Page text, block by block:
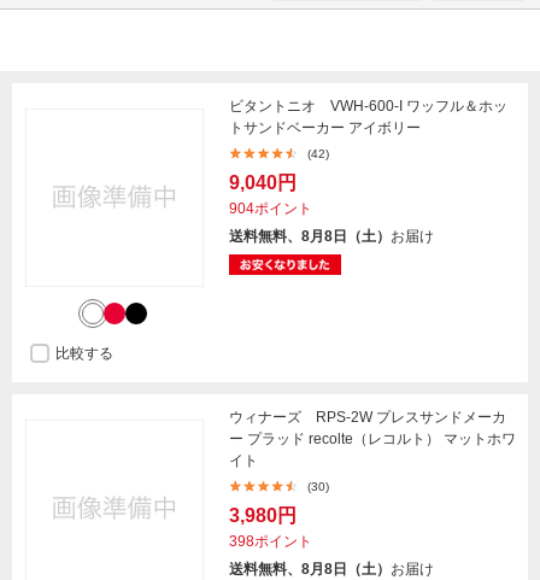
ビタントニオ VWH-600-I ワッフル＆ホッ
トサンドベーカー アイボリー
(42)
9,040円
904ポイント
送料無料、8月8日（土） お届け
比較する
ウィナーズ RPS-2W プレスサンドメーカ
ー プラッド recolte（レコルト） マットホワ
イト
(30)
3,980円
398ポイント
送料無料、8月8日（土） お届け